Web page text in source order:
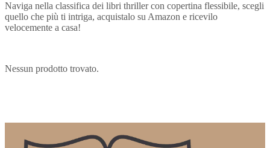
Naviga nella classifica dei libri thriller con copertina flessibile, scegli
quello che più ti intriga, acquistalo su Amazon e ricevilo
velocemente a casa!
Nessun prodotto trovato.